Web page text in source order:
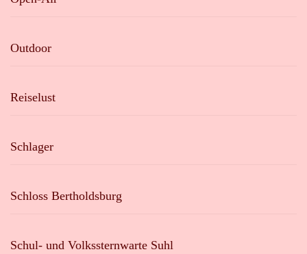
Outdoor
Reiselust
Schlager
Schloss Bertholdsburg
Schul- und Volkssternwarte Suhl